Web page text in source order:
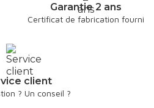
Garantie 2 ans
Certificat de fabrication fourni
client
? Un conseil ?